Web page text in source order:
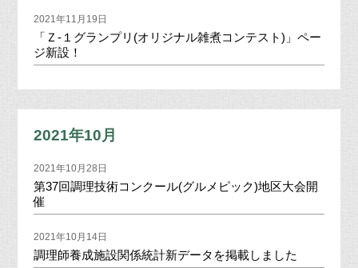
2021年11月19日
「Ｚ-１グランプリ(オリジナル雑煮コンテスト)」ペー
ジ新設！
2021年10月
2021年10月28日
第37回調理技術コンクール(グルメピック)地区大会開
催
2021年10月14日
調理師養成施設関係統計新データを掲載しました